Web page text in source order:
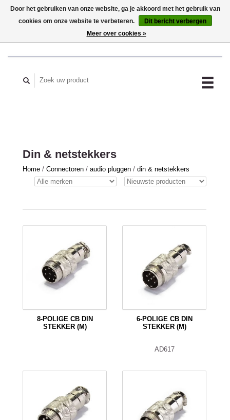
MIJN ACCOUNT
Din & netstekkers
Home / Connectoren / audio pluggen / din & netstekkers
8-POLIGE CB DIN
STEKKER (M)
6-POLIGE CB DIN
STEKKER (M)
AD617
Door het gebruiken van onze website, ga je akkoord met het gebruik van
cookies om onze website te verbeteren.
Dit bericht verbergen
Meer over cookies »